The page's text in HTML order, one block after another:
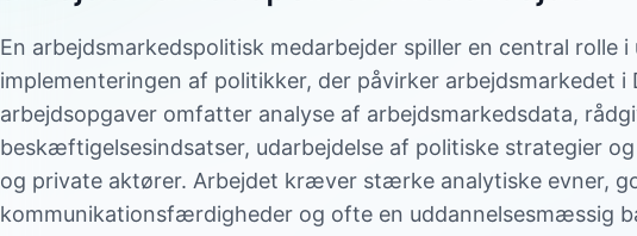
En arbejdsmarkedspolitisk medarbejder spiller en central rolle i
implementeringen af politikker, der påvirker arbejdsmarkedet i
arbejdsopgaver omfatter analyse af arbejdsmarkedsdata,
beskæftigelsesindsatser, udarbejdelse af politiske strategier
og private aktører. Arbejdet kræver stærke analytiske evner,
kommunikationsfærdigheder og ofte en uddannelsesmæssig